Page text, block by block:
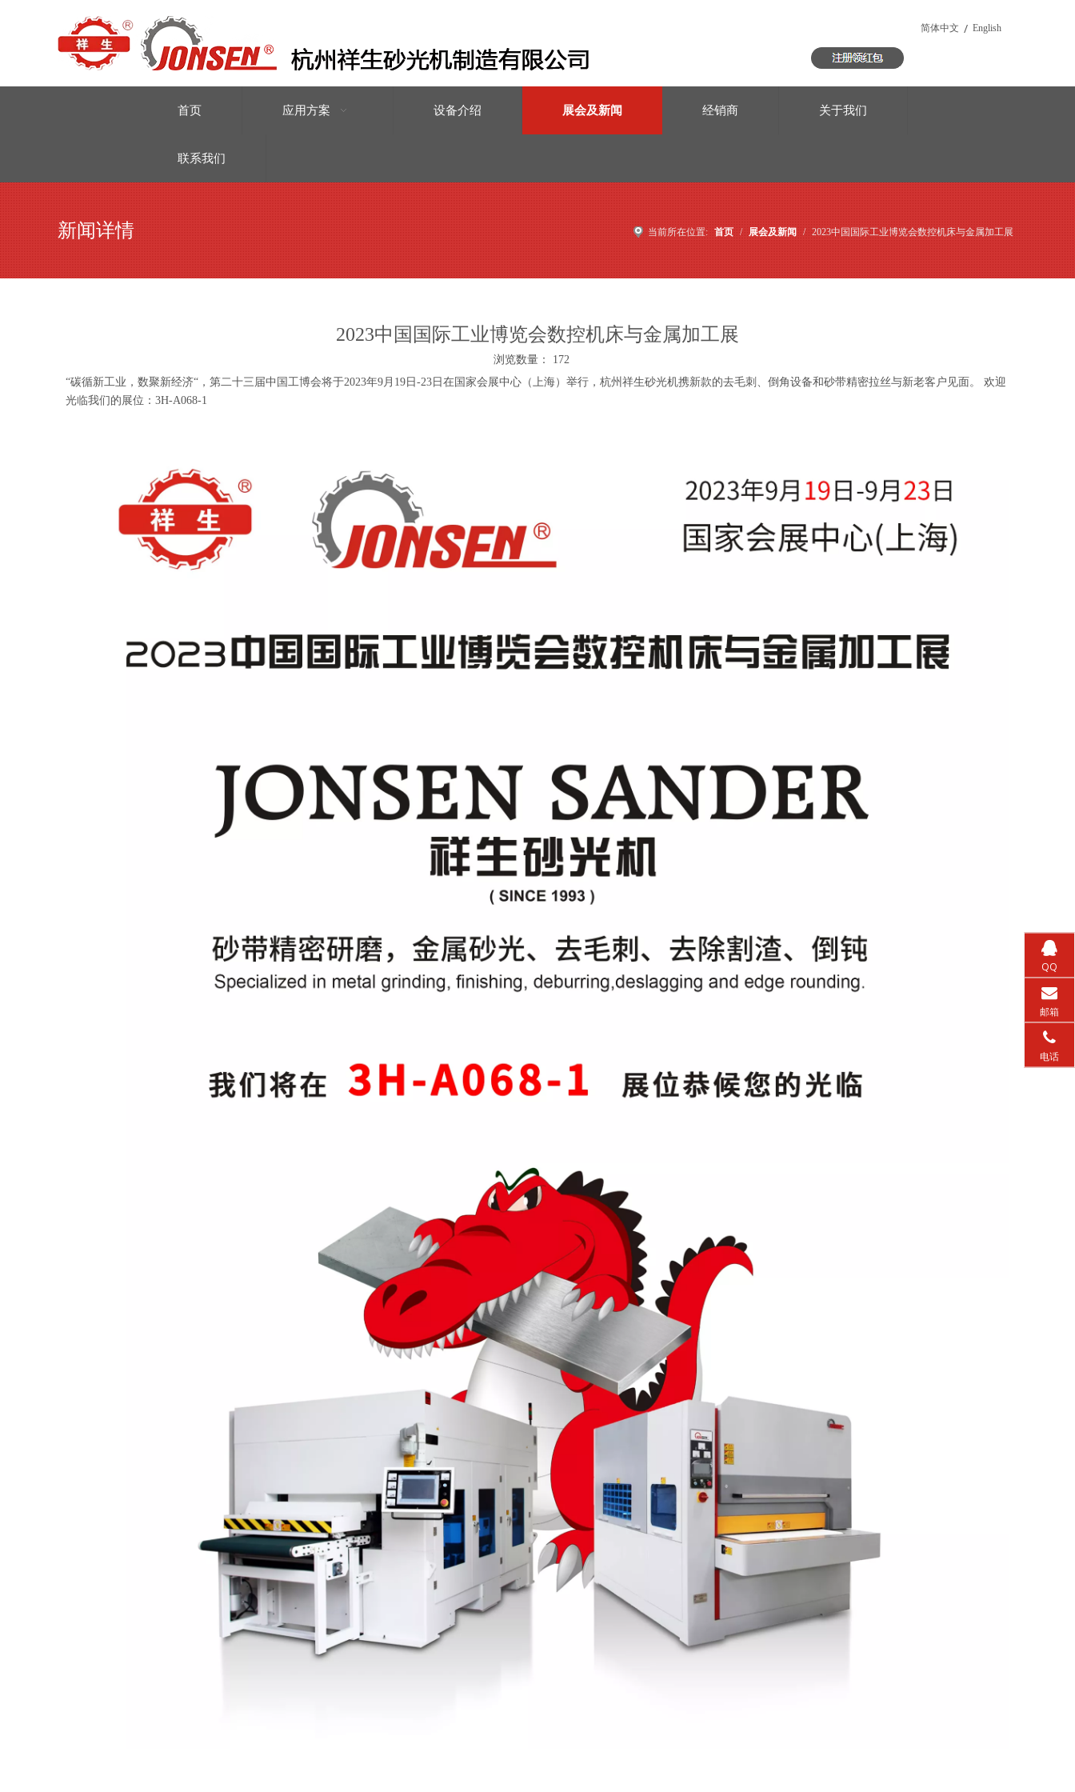
简体中文 / English
首页 应用方案 设备介绍 展会及新闻 经销商 关于我们
联系我们
新闻详情 当前所在位置: 首页 / 展会及新闻 / 2023中国国际工业博览会数控机床与金属加工展
2023中国国际工业博览会数控机床与金属加工展
浏览数量： 172
“碳循新工业，数聚新经济“，第二十三届中国工博会将于2023年9月19日-23日在国家会展中心（上海）举行，杭州祥生砂光机携新款的去毛刺、倒角设备和砂带精密拉丝与新老客户见面。 欢迎
光临我们的展位：3H-A068-1
QQ
邮箱
电话